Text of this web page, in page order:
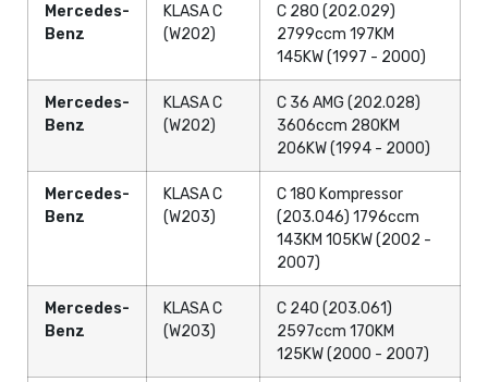
Mercedes-
Benz
KLASA C
(W202)
C 280 (202.029)
2799ccm 197KM
145KW (1997 - 2000)
Mercedes-
Benz
KLASA C
(W202)
C 36 AMG (202.028)
3606ccm 280KM
206KW (1994 - 2000)
Mercedes-
Benz
KLASA C
(W203)
C 180 Kompressor
(203.046) 1796ccm
143KM 105KW (2002 -
2007)
Mercedes-
Benz
KLASA C
(W203)
C 240 (203.061)
2597ccm 170KM
125KW (2000 - 2007)